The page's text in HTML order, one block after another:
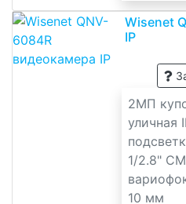
Wisenet
IP
2МП
уличная
1/2.8"
10 мм